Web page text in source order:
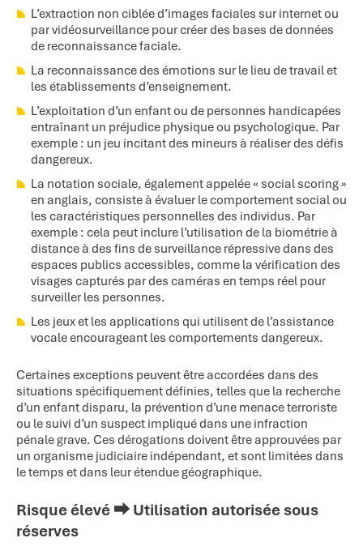
L’extraction non ciblée d’images faciales sur internet ou
par vidéosurveillance pour créer des bases de données
de reconnaissance faciale.
La reconnaissance des émotions sur le lieu de travail et
les établissements d’enseignement.
L’exploitation d’un enfant ou de personnes handicapées
entraînant un préjudice physique ou psychologique. Par
exemple : un jeu incitant des mineurs à réaliser des défis
dangereux.
La notation sociale, également appelée « social scoring »
en anglais, consiste à évaluer le comportement social ou
les caractéristiques personnelles des individus. Par
exemple : cela peut inclure l’utilisation de la biométrie à
distance à des fins de surveillance répressive dans des
espaces publics accessibles, comme la vérification des
visages capturés par des caméras en temps réel pour
surveiller les personnes.
Les jeux et les applications qui utilisent de l’assistance
vocale encourageant les comportements dangereux.
Certaines exceptions peuvent être accordées dans des
situations spécifiquement définies, telles que la recherche
d’un enfant disparu, la prévention d’une menace terroriste
ou le suivi d’un suspect impliqué dans une infraction
pénale grave. Ces dérogations doivent être approuvées par
un organisme judiciaire indépendant, et sont limitées dans
le temps et dans leur étendue géographique.
Risque élevé ⮕ Utilisation autorisée sous
réserves